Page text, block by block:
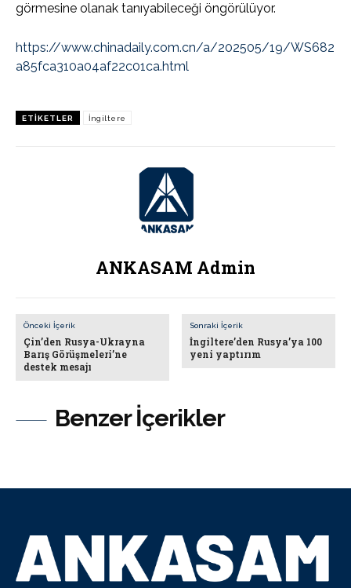
Benzer İçerikler
görmesine olanak tanıyabileceği öngörülüyor.
https://www.chinadaily.com.cn/a/202505/19/WS682
a85fca310a04af22c01ca.html
ETIKETLER İngiltere
ANKASAM Admin
Önceki İçerik
Çin’den Rusya-Ukrayna
Barış Görüşmeleri’ne
destek mesajı
Sonraki İçerik
İngiltere’den Rusya’ya 100
yeni yaptırım